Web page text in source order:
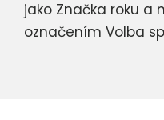
jako Značka roku a
označením Volba